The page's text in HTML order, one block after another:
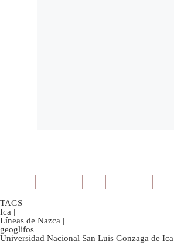
TAGS
Ica |
Líneas de Nazca |
geoglifos |
Universidad Nacional San Luis Gonzaga de Ica